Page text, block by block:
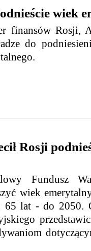
wiek
finansów Rosji,
do
Rosji
Fundusz
wiek
lat - do 2050.